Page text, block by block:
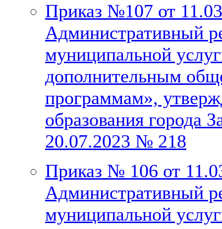
Приказ №107 от
Административный
муниципальной
дополнительным
программам»,
образования города
20.07.2023 № 218
Приказ № 106 от
Административный
муниципальной